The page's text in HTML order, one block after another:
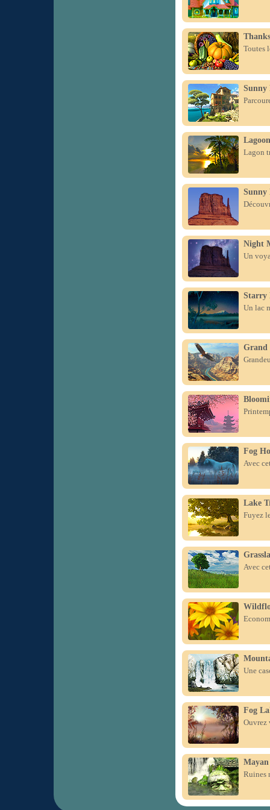
Toutes
Sunny
Lagoon
Lagon
Sunny
Night
Un
Starry
Un lac
Grand
Fog
Avec
Lake
Fuyez
Avec
Une
Fog
Ouvrez
Ruines